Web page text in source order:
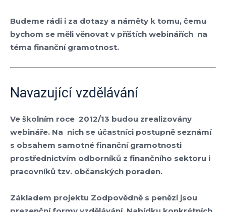
Budeme rádi i za dotazy a náměty k tomu, čemu
bychom se měli věnovat v příštích webinářích na
téma finanční gramotnost.
Navazující vzdělávání
Ve školním roce 2012/13 budou zrealizovány
webináře. Na nich se účastníci postupně seznámí
s obsahem samotné finanční gramotnosti
prostřednictvím odborníků z finančního sektoru i
pracovníků tzv. občanských poraden.
Základem projektu Zodpovědně s penězi jsou